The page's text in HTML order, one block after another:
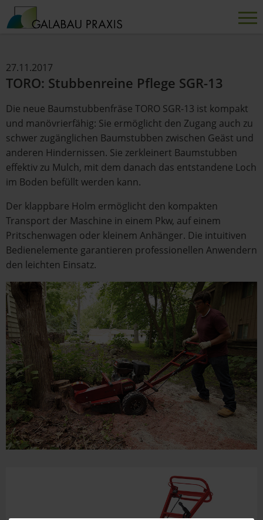
27.11.2017
TORO: Stubbenreine Pflege SGR-13
Die neue Baumstubbenfräse TORO SGR-13 ist kompakt
und manövrierfähig: Sie ermöglicht den Zugang auch zu
schwer zugänglichen Baumstubben zwischen Geäst und
anderen Hindernissen. Sie zerkleinert Baumstubben
effektiv zu Mulch, mit dem danach das entstandene Loch
im Boden befüllt werden kann.
Der klappbare Holm ermöglicht den kompakten
Transport der Maschine in einem Pkw, auf einem
Pritschenwagen oder kleinem Anhänger. Die intuitiven
Bedienelemente garantieren professionellen Anwendern
den leichten Einsatz.